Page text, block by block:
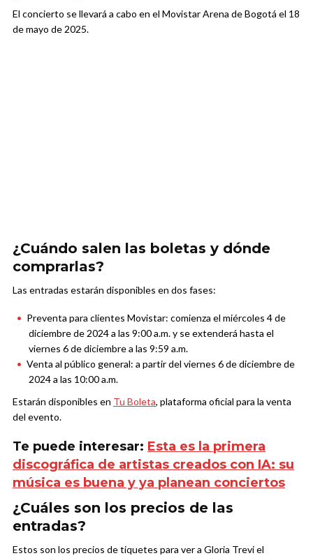
El concierto se llevará a cabo en el Movistar Arena de Bogotá el 18
de mayo de 2025.
¿Cuándo salen las boletas y dónde
comprarlas?
Las entradas estarán disponibles en dos fases:
Preventa para clientes Movistar: comienza el miércoles 4 de
diciembre de 2024 a las 9:00 a.m. y se extenderá hasta el
viernes 6 de diciembre a las 9:59 a.m.
Venta al público general: a partir del viernes 6 de diciembre de
2024 a las 10:00 a.m.
Estarán disponibles en Tu Boleta, plataforma oficial para la venta
del evento.
Te puede interesar: Esta es la primera
discográfica de artistas creados con IA: su
música es buena y ya planean conciertos
¿Cuáles son los precios de las
entradas?
Estos son los precios de tiquetes para ver a Gloria Trevi el